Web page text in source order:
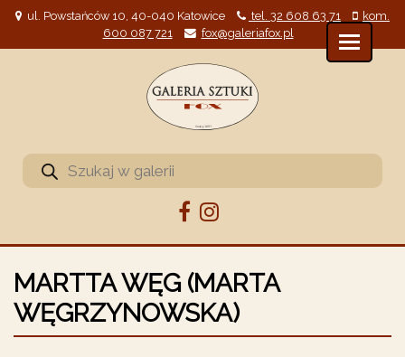
ul. Powstańców 10, 40-040 Katowice tel. 32 608 63 71
kom.
600 087 721
fox@galeriafox.pl
Wyszukiwarka
produktów
MARTTA WĘG (MARTA
WĘGRZYNOWSKA)